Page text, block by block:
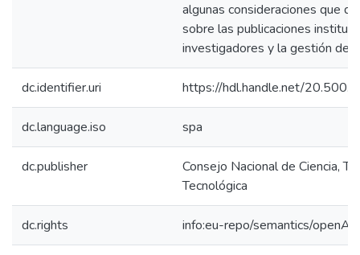
algunas consideraciones que
sobre las publicaciones
investigadores y la gestión de
dc.identifier.uri https://hdl.handle.net/
dc.language.iso spa
dc.publisher
Consejo Nacional de Ciencia,
Tecnológica
dc.rights info:eu-repo/semantics/